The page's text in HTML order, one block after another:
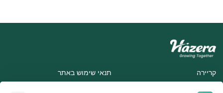
קריירה
תנאי שימוש באתר